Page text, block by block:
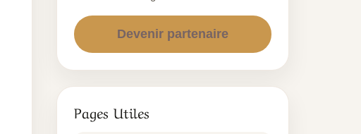
Devenir partenaire
Pages Utiles